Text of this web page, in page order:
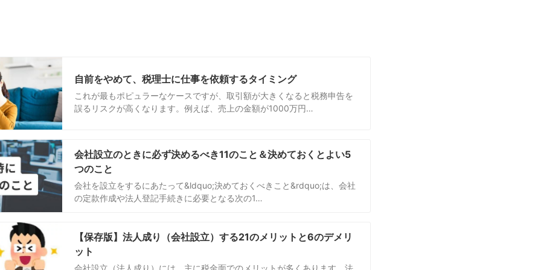
自前をやめて、税理士に仕事を依頼するタイミング
これが最もポピュラーなケースですが、取引額が大きくなると税務申告を
誤るリスクが高くなります。例えば、売上の金額が1000万円…
会社設立のときに必ず決めるべき11のこと＆決めておくとよい5
つのこと
会社を設立をするにあたって&ldquo;決めておくべきこと&rdquo;は、会社
の定款作成や法人登記手続きに必要となる次の1…
【保存版】法人成り（会社設立）する21のメリットと6のデメリ
ット
会社設立（法人成り）には、主に税金面でのメリットが多くあります。法